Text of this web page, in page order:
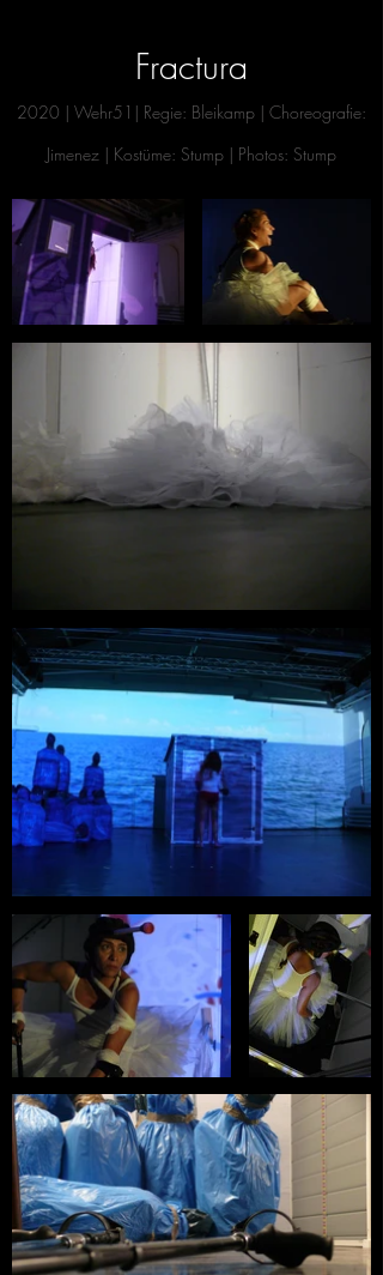
Fractura
2020 | Wehr51 | Regie: Bleikamp | Choreografie:
Jimenez | Kostüme: Stump | Photos: Stump